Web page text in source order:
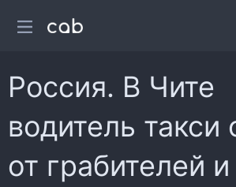
Россия. В Чите
водитель такси
от грабителей и